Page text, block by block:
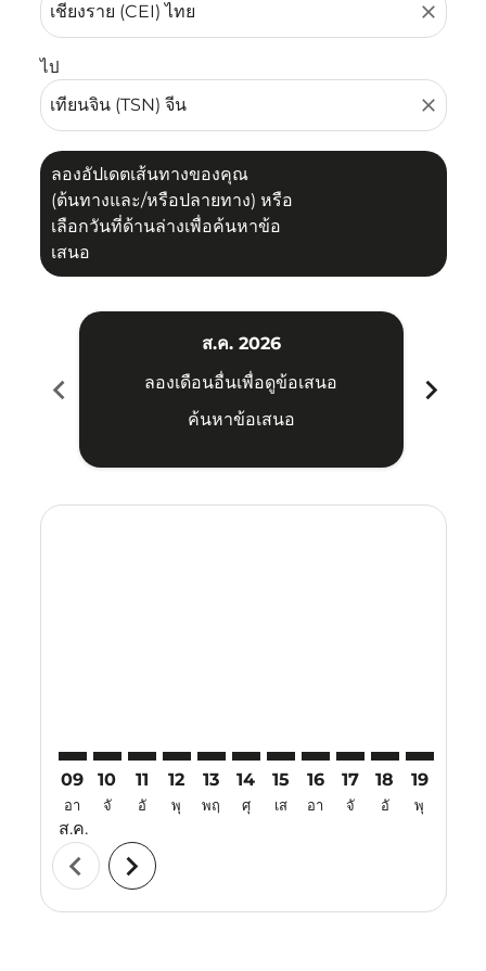
close
ไป
close
ลองอัปเดตเส้นทางของคุณ
(ต้นทางและ/หรือปลายทาง) หรือ
เลือกวันที่ด้านล่างเพื่อค้นหาข้อ
เสนอ
chevron_left
ส.ค. 2026
ลองเดือนอื่นเพื่อดูข้อเสนอ
ค้นหาข้อเสนอ
chevron_right
09
อา
ส.ค.
10
จั
11
อั
12
พุ
13
พฤ
14
ศุ
15
เส
16
อา
17
จั
18
อั
19
พุ
chevron_left chevron_right